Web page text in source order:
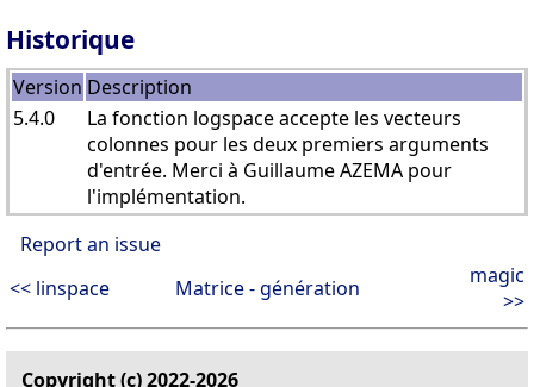
Historique
Version Description
5.4.0
La fonction logspace accepte les vecteurs
colonnes pour les deux premiers arguments
d'entrée. Merci à Guillaume AZEMA pour
l'implémentation.
Report an issue
<< linspace
Matrice - génération
magic
>>
Copyright (c) 2022-2026